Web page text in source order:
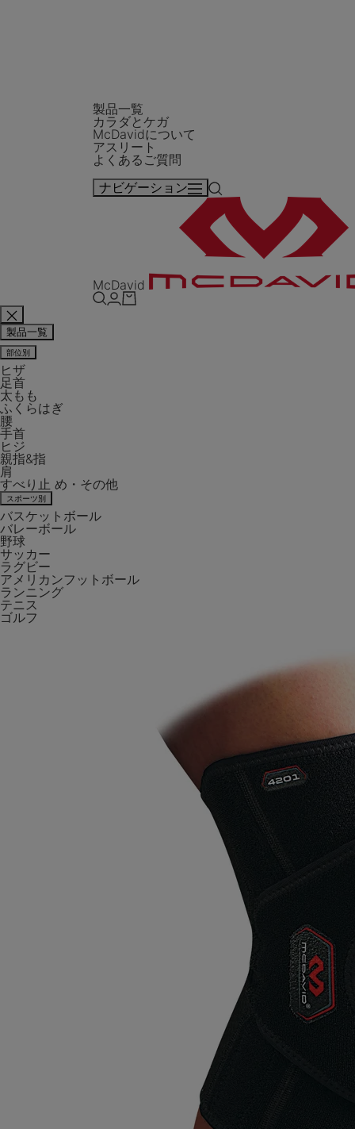
製品一覧
カラダとケガ
McDavidについて
アスリート
よくあるご質問
ナビゲーション
McDavid
製品一覧
部位別
ヒザ
足首
太もも
ふくらはぎ
腰
手首
ヒジ
親指&指
肩
すべり止 め・その他
スポーツ別
バスケットボール
バレーボール
野球
サッカー
ラグビー
アメリカンフットボール
ランニング
テニス
ゴルフ